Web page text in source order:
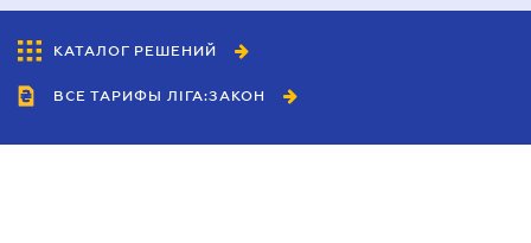
КАТАЛОГ РЕШЕНИЙ
ВСЕ ТАРИФЫ ЛІГА:ЗАКОН